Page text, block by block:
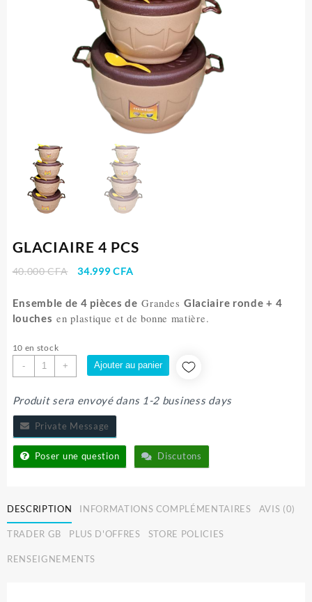
GLACIAIRE 4 PCS
40.000CFA
Le
initial
était :
34.999CFALe
actuel
est :
Ensemble de 4 pièces de Grandes Glaciaire ronde + 4
louches en plastique et de bonne matière.
10 en stock
-
quantité
de
4
PCS
+ Ajouter au panier
Produit sera envoyé dans 1-2 business days
Private Message
Poser une question Discutons
DESCRIPTION INFORMATIONS COMPLÉMENTAIRES AVIS (0)
TRADER GB PLUS D'OFFRES STORE POLICIES
RENSEIGNEMENTS